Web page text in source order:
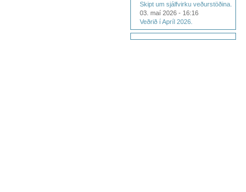
Skipt um sjálfvirku veðurstöðina.
03. maí 2026 - 16:16
Veðrið í Apríl 2026.